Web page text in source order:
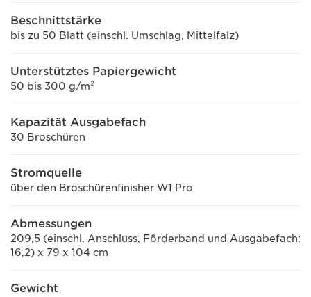
Beschnittstärke
bis zu 50 Blatt (einschl. Umschlag, Mittelfalz)
Unterstütztes Papiergewicht
50 bis 300 g/m²
Kapazität Ausgabefach
30 Broschüren
Stromquelle
über den Broschürenfinisher W1 Pro
Abmessungen
209,5 (einschl. Anschluss, Förderband und Ausgabefach:
16,2) x 79 x 104 cm
Gewicht